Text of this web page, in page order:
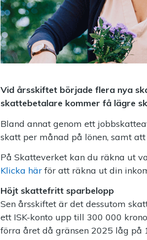
Vid årsskiftet började flera nya
skattebetalare kommer få lägre
Bland annat genom ett
skatt per månad på lönen, samt
På Skatteverket kan du räkna ut
Klicka här för att räkna ut din
Höjt skattefritt sparbelopp
Sen årsskiftet är det dessutom
ett ISK-konto upp till 300 000
förra året då gränsen 2025 låg på